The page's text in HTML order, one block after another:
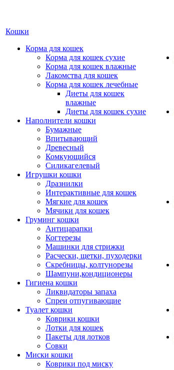
Кошки
Корма для кошек
Корма для кошек сухие
Корма для кошек влажные
Лакомства для кошек
Корма для кошек лечебные
Диеты для кошек
влажные
Диеты для кошек сухие
Наполнители кошки
Бумажные
Впитывающий
Древесный
Комкующийся
Силикагелевый
Игрушки кошки
Дразнилки
Интерактивные для кошек
Мягкие для кошек
Мячики для кошек
Груминг кошки
Антицарапки
Когтерезы
Машинки для стрижки
Расчески, щетки, пуходерки
Скребницы, колтунорезы
Шампуни,кондиционеры
Гигиена кошки
Ликвидаторы запаха
Спреи отпугивающие
Туалет кошки
Коврики кошки
Лотки для кошек
Пакеты для лотков
Совки
Миски кошки
Коврики под миску